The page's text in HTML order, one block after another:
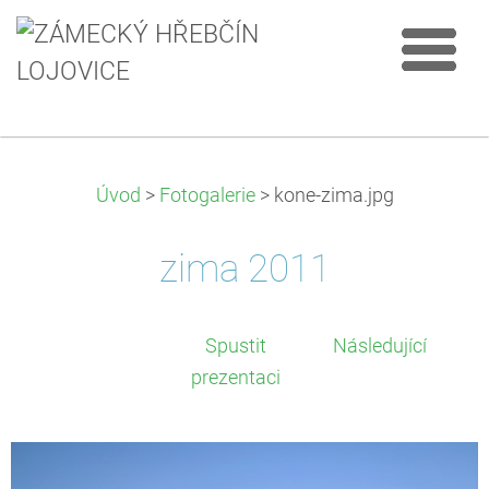
Úvod > Fotogalerie > kone-zima.jpg
zima 2011
Spustit
prezentaci
Následující